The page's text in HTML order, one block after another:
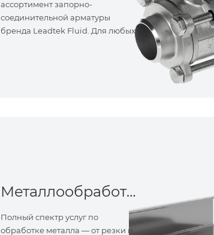
ассортимент запорно-
соединительной арматуры
бренда Leadtek Fluid. Для любых
Металлообработка
Полный спектр услуг по
обработке металла — от резки и